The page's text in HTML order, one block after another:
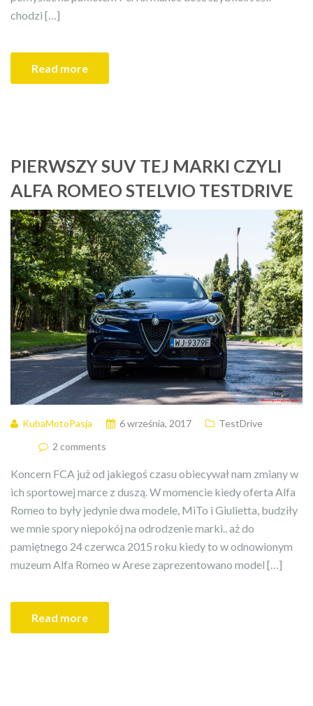
chodzi […]
Read more
PIERWSZY SUV TEJ MARKI CZYLI
ALFA ROMEO STELVIO TESTDRIVE
KubaMotoPasja 6 września, 2017
TestDrive
2 comments
Koncern FCA już od jakiegoś czasu obiecywał nam zmiany w
ich sportowej marce z duszą. W momencie kiedy oferta Alfa
Romeo to były jedynie dwa modele, MiTo i Giulietta, budziły
we mnie spory niepokój na odrodzenie marki.. aż do
pamiętnego 24 czerwca 2015 roku kiedy to w odnowionym
muzeum Alfa Romeo w Arese zaprezentowano model […]
Read more